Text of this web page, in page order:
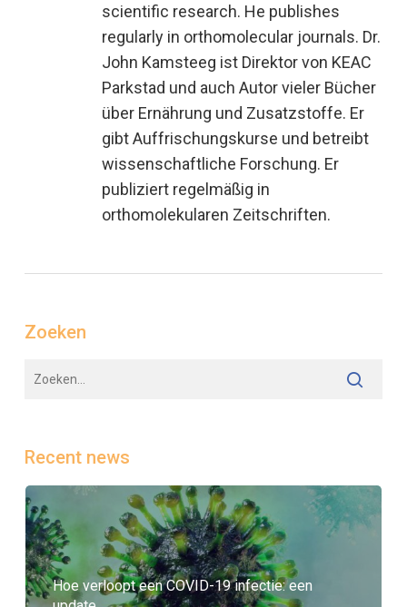
scientific research. He publishes
regularly in orthomolecular journals. Dr.
John Kamsteeg ist Direktor von KEAC
Parkstad und auch Autor vieler Bücher
über Ernährung und Zusatzstoffe. Er
gibt Auffrischungskurse und betreibt
wissenschaftliche Forschung. Er
publiziert regelmäßig in
orthomolekularen Zeitschriften.
Zoeken
Recent news
Hoe verloopt een COVID-19 infectie: een